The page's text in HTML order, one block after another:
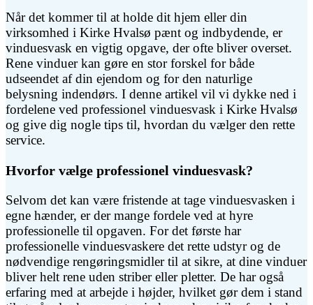
Når det kommer til at holde dit hjem eller din
virksomhed i Kirke Hvalsø pænt og indbydende, er
vinduesvask en vigtig opgave, der ofte bliver overset.
Rene vinduer kan gøre en stor forskel for både
udseendet af din ejendom og for den naturlige
belysning indendørs. I denne artikel vil vi dykke ned i
fordelene ved professionel vinduesvask i Kirke Hvalsø
og give dig nogle tips til, hvordan du vælger den rette
service.
Hvorfor vælge professionel vinduesvask?
Selvom det kan være fristende at tage vinduesvasken i
egne hænder, er der mange fordele ved at hyre
professionelle til opgaven. For det første har
professionelle vinduesvaskere det rette udstyr og de
nødvendige rengøringsmidler til at sikre, at dine vinduer
bliver helt rene uden striber eller pletter. De har også
erfaring med at arbejde i højder, hvilket gør dem i stand